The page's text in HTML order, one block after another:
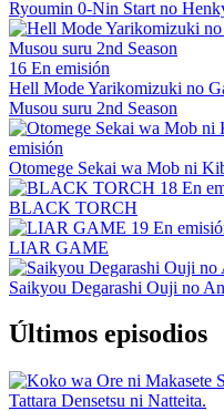
Ryoumin 0-Nin Start no
16 En emisión
Hell Mode Yarikomizuki no
Musou suru 2nd Season
emisión
Otomege Sekai wa Mob ni
18 En
BLACK TORCH
19 En
LIAR GAME
Saikyou Degarashi Ouji no
Últimos episodios